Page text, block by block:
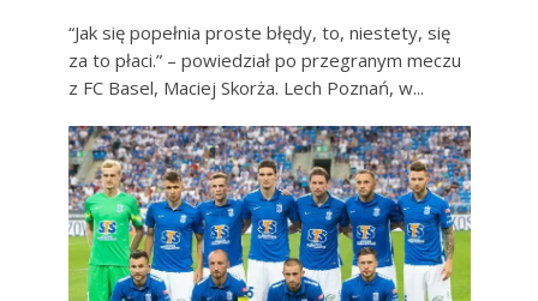
“Jak się popełnia proste błędy, to, niestety, się
za to płaci.” – powiedział po przegranym meczu
z FC Basel, Maciej Skorża. Lech Poznań, w...